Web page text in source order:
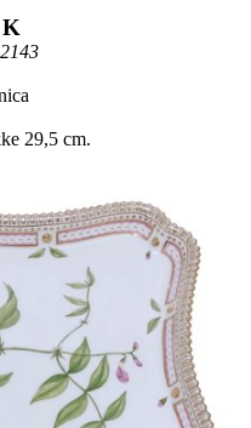
29,5 cm.